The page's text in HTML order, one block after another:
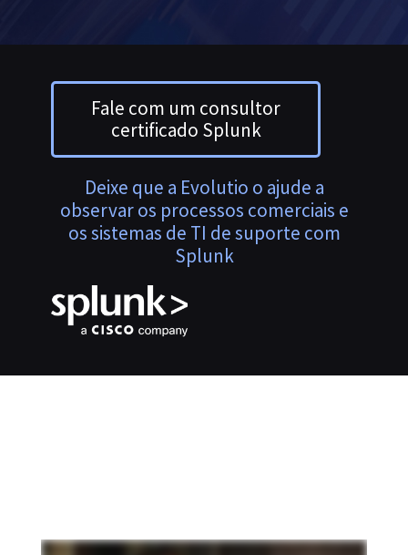
Fale com um consultor
certificado Splunk
Deixe que a Evolutio o ajude a
observar os processos comerciais e
os sistemas de TI de suporte com
Splunk